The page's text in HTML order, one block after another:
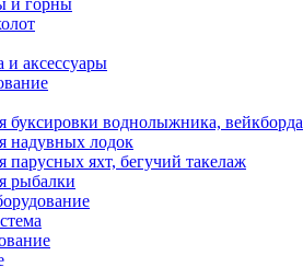
и горны
и аксессуары
буксировки воднолыжника, вейкборда
надувных лодок
парусных яхт, бегучий такелаж
рыбалки